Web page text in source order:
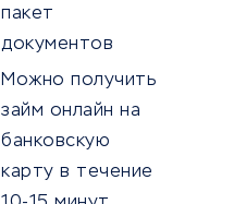
пакет
документов
Можно получить
займ онлайн на
банковскую
карту в течение